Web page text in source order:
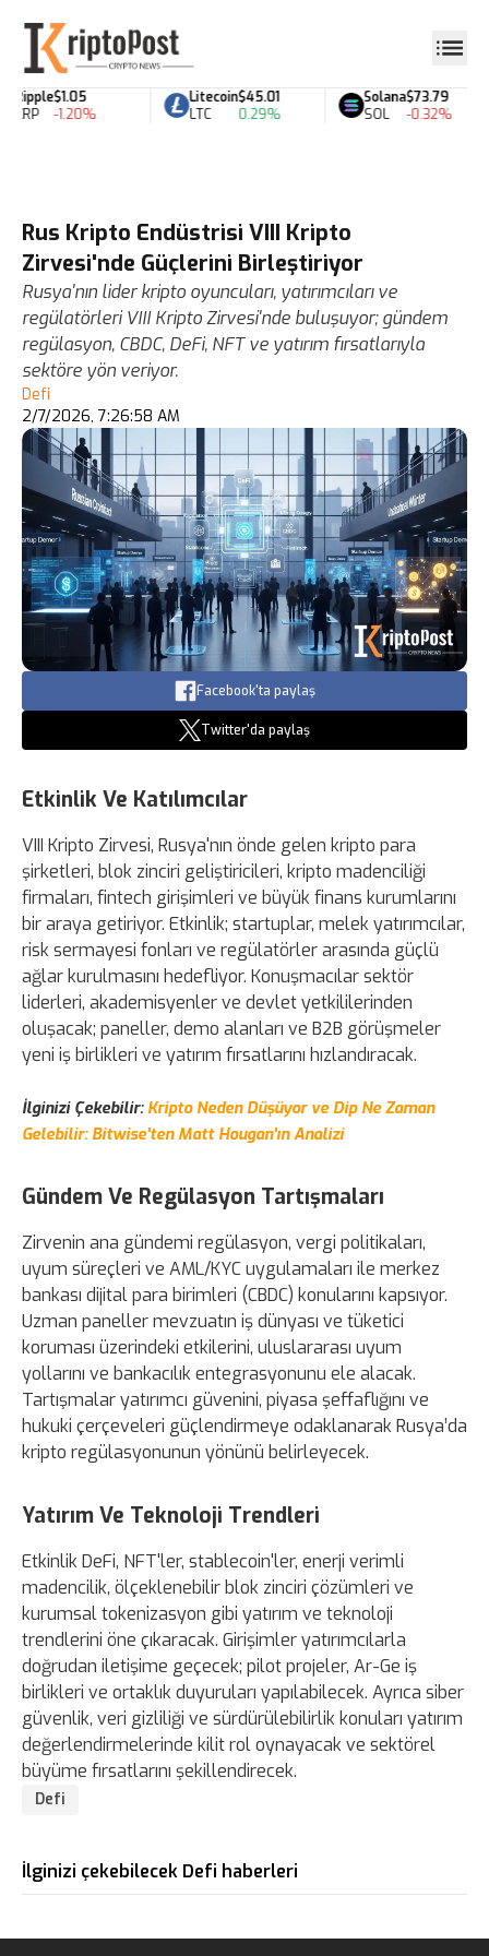
Ripple
XRP
$1.05
-1.20%
Litecoin
LTC
$45.01
0.29%
Solana
SOL
$73.79
-0.32%
Rus Kripto Endüstrisi VIII Kripto
Zirvesi'nde Güçlerini Birleştiriyor
Rusya'nın lider kripto oyuncuları, yatırımcıları ve
regülatörleri VIII Kripto Zirvesi'nde buluşuyor; gündem
regülasyon, CBDC, DeFi, NFT ve yatırım fırsatlarıyla
sektöre yön veriyor.
Defi
2/7/2026, 7:26:58 AM
Facebook'ta paylaş
Twitter'da paylaş
Etkinlik Ve Katılımcılar
VIII Kripto Zirvesi, Rusya'nın önde gelen kripto para
şirketleri, blok zinciri geliştiricileri, kripto madenciliği
firmaları, fintech girişimleri ve büyük finans kurumlarını
bir araya getiriyor. Etkinlik; startuplar, melek yatırımcılar,
risk sermayesi fonları ve regülatörler arasında güçlü
ağlar kurulmasını hedefliyor. Konuşmacılar sektör
liderleri, akademisyenler ve devlet yetkililerinden
oluşacak; paneller, demo alanları ve B2B görüşmeler
yeni iş birlikleri ve yatırım fırsatlarını hızlandıracak.
İlginizi Çekebilir: Kripto Neden Düşüyor ve Dip Ne Zaman
Gelebilir: Bitwise'ten Matt Hougan'ın Analizi
Gündem Ve Regülasyon Tartışmaları
Zirvenin ana gündemi regülasyon, vergi politikaları,
uyum süreçleri ve AML/KYC uygulamaları ile merkez
bankası dijital para birimleri (CBDC) konularını kapsıyor.
Uzman paneller mevzuatın iş dünyası ve tüketici
koruması üzerindeki etkilerini, uluslararası uyum
yollarını ve bankacılık entegrasyonunu ele alacak.
Tartışmalar yatırımcı güvenini, piyasa şeffaflığını ve
hukuki çerçeveleri güçlendirmeye odaklanarak Rusya’da
kripto regülasyonunun yönünü belirleyecek.
Yatırım Ve Teknoloji Trendleri
Etkinlik DeFi, NFT'ler, stablecoin'ler, enerji verimli
madencilik, ölçeklenebilir blok zinciri çözümleri ve
kurumsal tokenizasyon gibi yatırım ve teknoloji
trendlerini öne çıkaracak. Girişimler yatırımcılarla
doğrudan iletişime geçecek; pilot projeler, Ar-Ge iş
birlikleri ve ortaklık duyuruları yapılabilecek. Ayrıca siber
güvenlik, veri gizliliği ve sürdürülebilirlik konuları yatırım
değerlendirmelerinde kilit rol oynayacak ve sektörel
büyüme fırsatlarını şekillendirecek.
Defi
İlginizi çekebilecek Defi haberleri